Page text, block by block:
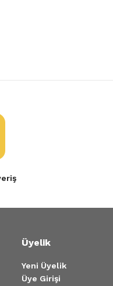
Üyelik
Yeni Üyelik
Üye Girişi